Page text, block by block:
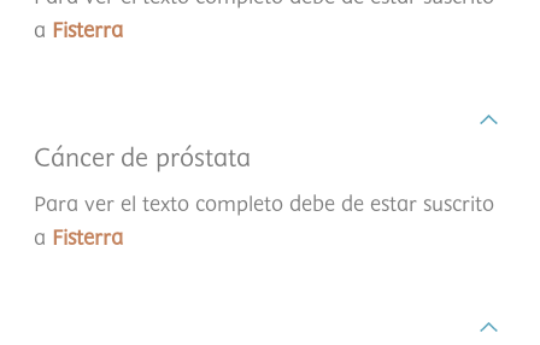
a Fisterra
Cáncer de próstata
Para ver el texto completo debe de estar suscrito
a Fisterra